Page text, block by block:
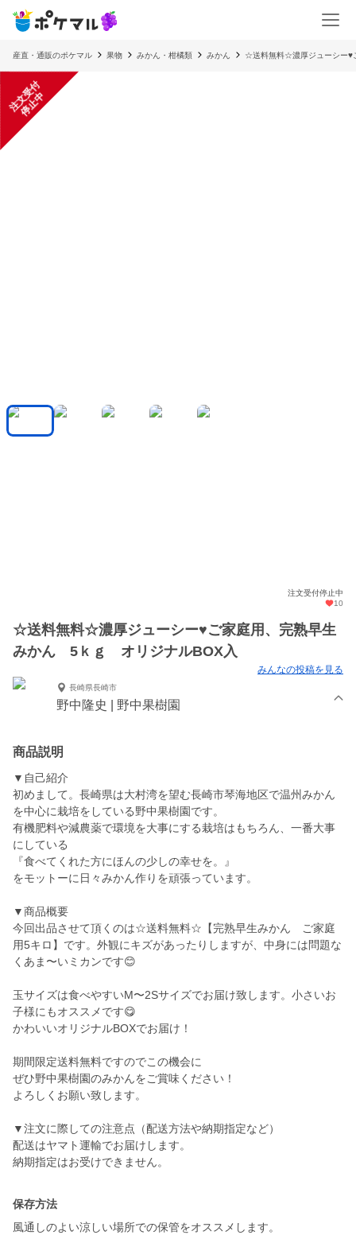
産直・通販のポケマル 果物 みかん・柑橘類 みかん ☆送料無料☆濃厚ジューシー
注
文
受
付
停
止
中
注文受付停止中
10
☆送料無料☆濃厚ジューシー♥ご家庭用、完熟早生
みかん 5ｋｇ オリジナルBOX入
みんなの投稿を見る
長崎県長崎市
野中隆史 | 野中果樹園
商品説明
▼自己紹介
初めまして。長崎県は大村湾を望む長崎市琴海地区で温州みかん
を中心に栽培をしている野中果樹園です。
有機肥料や減農薬で環境を大事にする栽培はもちろん、一番大事
にしている
『食べてくれた方にほんの少しの幸せを。』
をモットーに日々みかん作りを頑張っています。
▼商品概要
今回出品させて頂くのは☆送料無料☆【完熟早生みかん ご家庭
用5キロ】です。外観にキズがあったりしますが、中身には問題な
くあま〜いミカンです😊
玉サイズは食べやすいM〜2Sサイズでお届け致します。小さいお
子様にもオススメです😋
かわいいオリジナルBOXでお届け！
期間限定送料無料ですのでこの機会に
ぜひ野中果樹園のみかんをご賞味ください！
よろしくお願い致します。
▼注文に際しての注意点（配送方法や納期指定など）
配送はヤマト運輸でお届けします。
納期指定はお受けできません。
保存方法
風通しのよい涼しい場所での保管をオススメします。